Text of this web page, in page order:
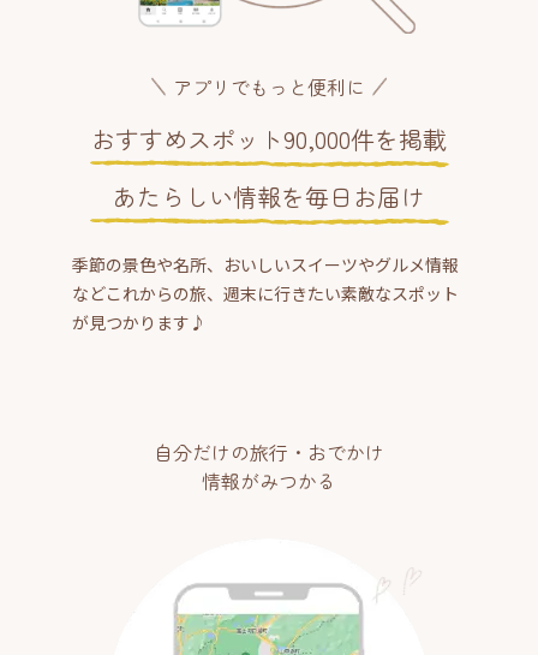
アプリでもっと便利に
おすすめスポット90,000件を掲載
あたらしい情報を毎日お届け
季節の景色や名所、おいしいスイーツやグルメ情報
などこれからの旅、週末に行きたい素敵なスポット
が見つかります♪
自分だけの旅行・おでかけ
情報がみつかる